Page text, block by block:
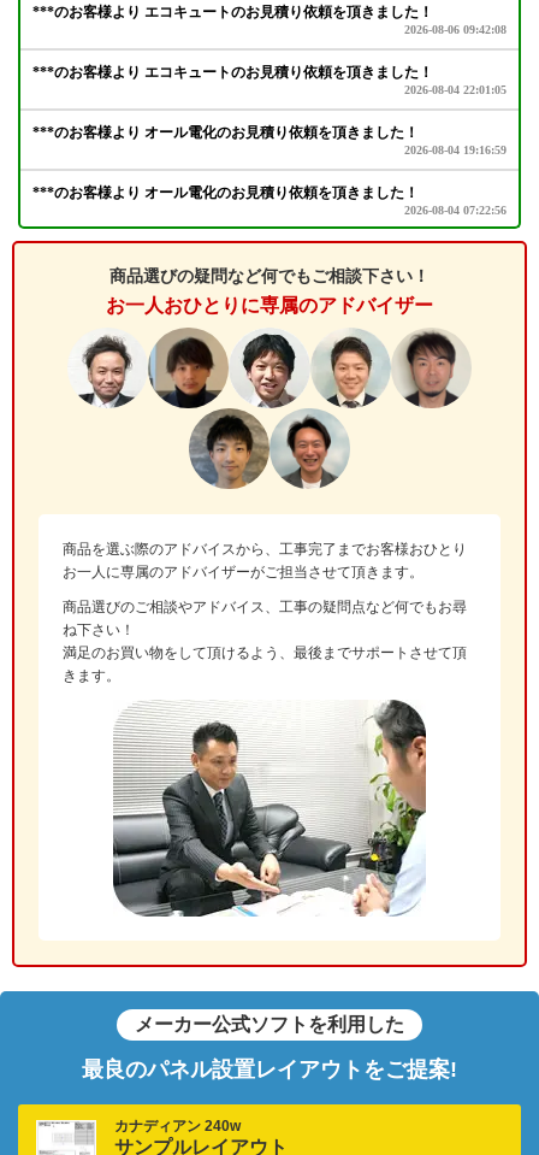
商品選びの疑問など何でもご相談下さい！
お一人おひとりに専属のアドバイザー
商品を選ぶ際のアドバイスから、工事完了までお客様おひとり
お一人に専属のアドバイザーがご担当させて頂きます。
商品選びのご相談やアドバイス、工事の疑問点など何でもお尋
ね下さい！
満足のお買い物をして頂けるよう、最後までサポートさせて頂
きます。
メーカー公式ソフトを利用した
最良のパネル設置レイアウトをご提案!
カナディアン 240w
サンプルレイアウト